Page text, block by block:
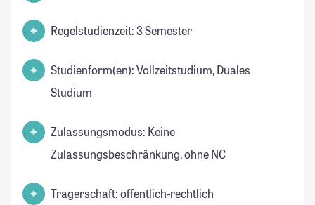
Regelstudienzeit: 3 Semester
Studienform(en): Vollzeitstudium, Duales
Studium
Zulassungsmodus: Keine
Zulassungsbeschränkung, ohne NC
Trägerschaft: öffentlich-rechtlich